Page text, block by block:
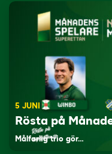
5 JUNI
Rösta på
Målfarlig trio gör…